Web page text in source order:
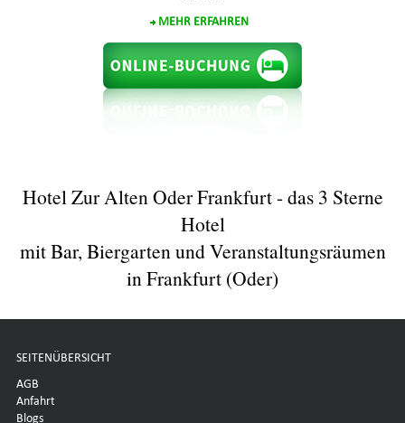
MEHR ERFAHREN
Hotel Zur Alten Oder Frankfurt - das 3 Sterne
Hotel
mit Bar, Biergarten und Veranstaltungsräumen
in Frankfurt (Oder)
SEITENÜBERSICHT
AGB
Anfahrt
Blogs